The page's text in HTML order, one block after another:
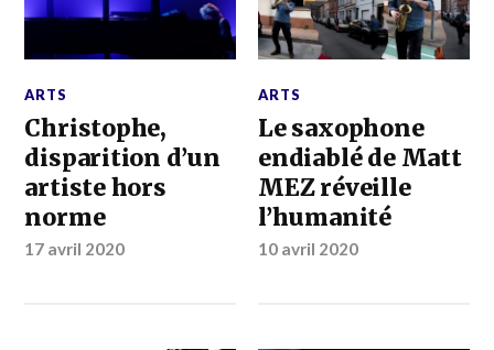
ARTS
Christophe,
disparition d’un
artiste hors
norme
17 avril 2020
ARTS
Le saxophone
endiablé de Matt
MEZ réveille
l’humanité
10 avril 2020